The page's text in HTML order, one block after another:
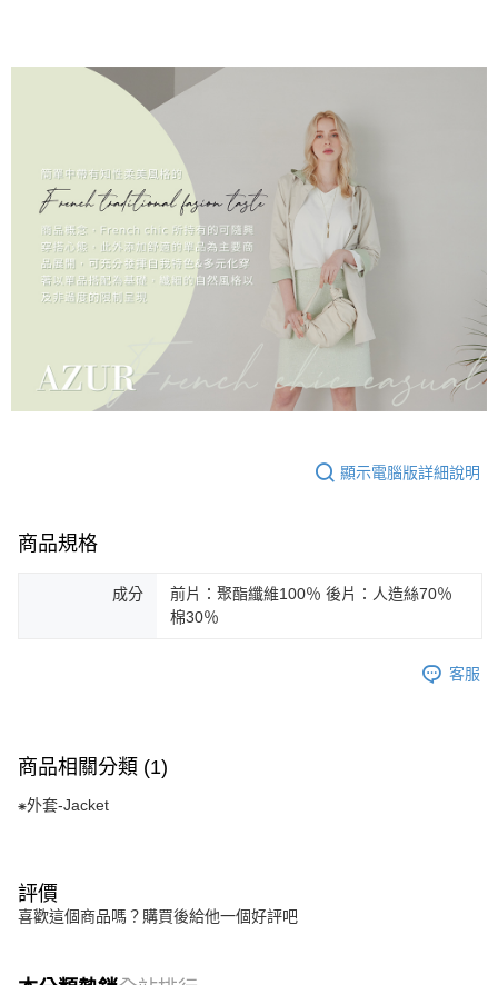
顯示電腦版詳細說明
商品規格
成分
前片：聚酯纖維100％ 後片：人造絲70％
棉30％
客服
商品相關分類 (1)
⁕外套-Jacket
評價
喜歡這個商品嗎？購買後給他一個好評吧